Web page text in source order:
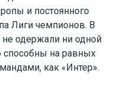
и постоянного
Лиги чемпионов. В
одержали ни одной
способны на равных
как «Интер».